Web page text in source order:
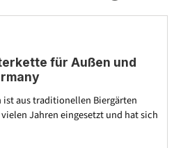
für Außen und
ist aus traditionellen Biergärten
Jahren eingesetzt und hat sich